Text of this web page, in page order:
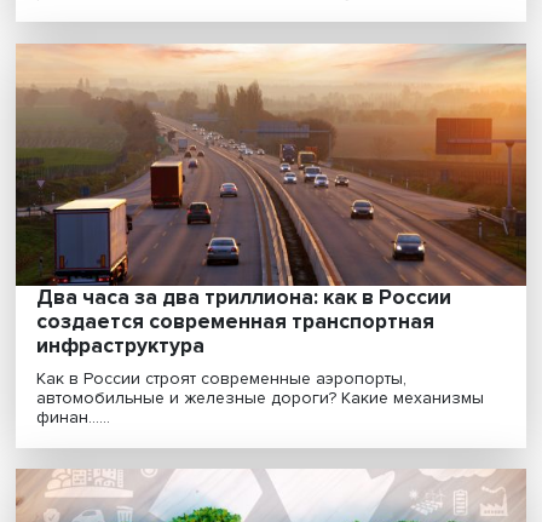
Ковидные потери: какой удар по
демографии нанес коронакризис
Пандемия COVID-19 привела к избыточной
снижению ожидаемой продолжительности жизни в